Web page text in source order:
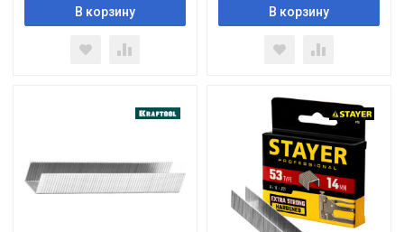
В корзину В корзину